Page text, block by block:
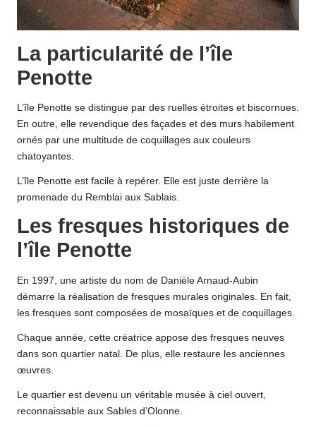
La particularité de l’île
Penotte
L’île Penotte se distingue par des ruelles étroites et biscornues.
En outre, elle revendique des façades et des murs habilement
ornés par une multitude de coquillages aux couleurs
chatoyantes.
L’île Penotte est facile à repérer. Elle est juste derrière la
promenade du Remblai aux Sablais.
Les fresques historiques de
l’île Penotte
En 1997, une artiste du nom de Danièle Arnaud-Aubin
démarre la réalisation de fresques murales originales. En fait,
les fresques sont composées de mosaïques et de coquillages.
Chaque année, cette créatrice appose des fresques neuves
dans son quartier natal. De plus, elle restaure les anciennes
œuvres.
Le quartier est devenu un véritable musée à ciel ouvert,
reconnaissable aux Sables d’Olonne.